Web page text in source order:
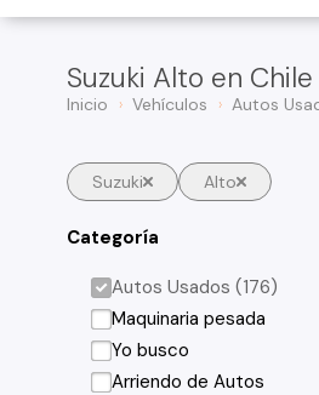
Suzuki Alto en Chile
Inicio Vehículos Autos
Suzuki Alto
Categoría
Autos Usados (176)
Maquinaria pesada
Yo busco
Arriendo de Autos